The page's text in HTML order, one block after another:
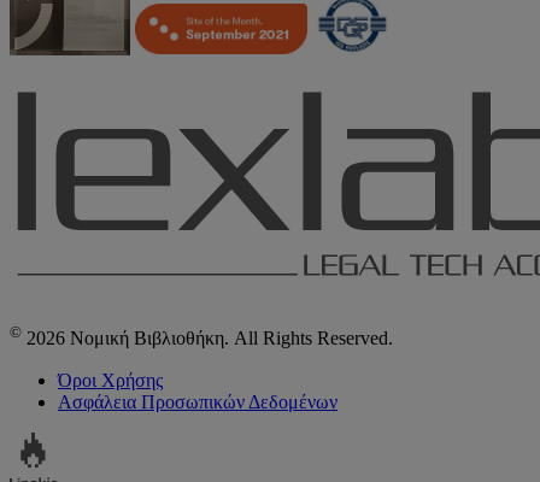
© 2026 Νομική Βιβλιοθήκη. All Rights Reserved.
Όροι Χρήσης
Ασφάλεια Προσωπικών Δεδομένων